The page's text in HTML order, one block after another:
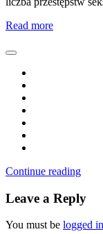
Read more
Continue reading
Leave a Reply
You must be logged in